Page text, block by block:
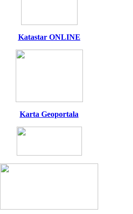
Katastar ONLINE
Karta Geoportala